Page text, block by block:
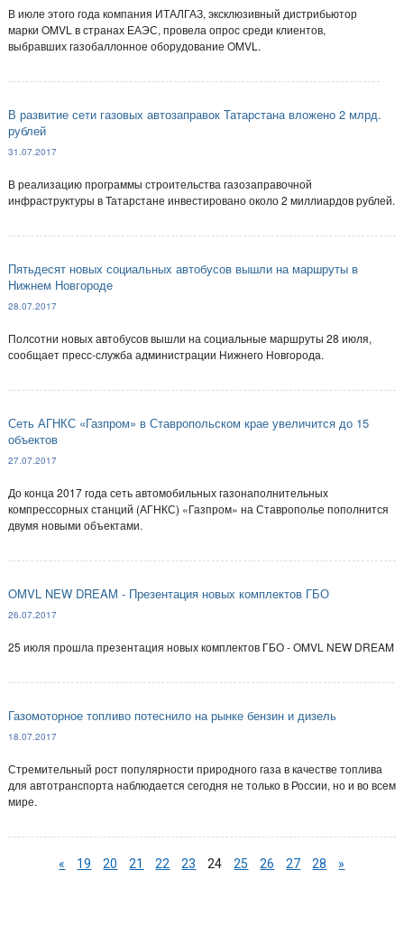
В июле этого года компания ИТАЛГАЗ, эксклюзивный дистрибьютор
марки OMVL в странах ЕАЭС, провела опрос среди клиентов,
выбравших газобаллонное оборудование OMVL.
В развитие сети газовых автозаправок Татарстана вложено 2 млрд.
рублей
В реализацию программы строительства газозаправочной
инфраструктуры в Татарстане инвестировано около 2 миллиардов рублей.
31.07.2017
Пятьдесят новых социальных автобусов вышли на маршруты в
Нижнем Новгороде
Полсотни новых автобусов вышли на социальные маршруты 28 июля,
сообщает пресс-служба администрации Нижнего Новгорода.
28.07.2017
Сеть АГНКС «Газпром» в Ставропольском крае увеличится до 15
объектов
До конца 2017 года сеть автомобильных газонаполнительных
компрессорных станций (АГНКС) «Газпром» на Ставрополье пополнится
двумя новыми объектами.
27.07.2017
OMVL NEW DREAM - Презентация новых комплектов ГБО
25 июля прошла презентация новых комплектов ГБО - OMVL NEW DREAM
26.07.2017
Газомоторное топливо потеснило на рынке бензин и дизель
Стремительный рост популярности природного газа в качестве топлива
для автотранспорта наблюдается сегодня не только в России, но и во всем
мире.
18.07.2017
« 19 20 21 22 23 24 25 26 27 28 »